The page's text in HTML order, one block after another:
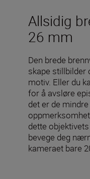
Allsidig
26 mm
Den brede
skape stillbilder
motiv. Eller du
for å avsløre
det er de
dette
bevege deg
kameraet bare